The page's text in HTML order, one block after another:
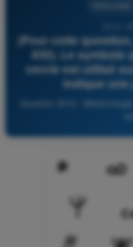
(Pour cette
430). Le symbole
cercle est utilisé
indique une